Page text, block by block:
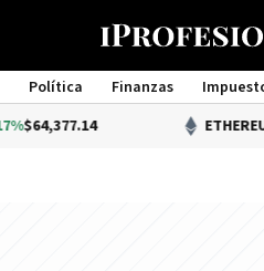
Política Finanzas
Management
ETHEREUM 0.32%